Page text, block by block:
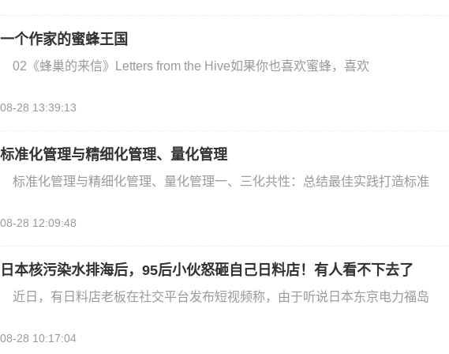
一个作家的蜜蜂王国
02《蜂巢的来信》Letters from the Hive如果你也喜欢蜜蜂，喜欢
08-28 13:39:13
标准化管理与精细化管理、量化管理
标准化管理与精细化管理、量化管理一、三化共性：总结最佳实践打造标准
08-28 12:09:48
日本核污染水排海后，95后小伙怒砸自己日料店！有人看不下去了
近日，有日料店老板在社交平台发布短视频称，由于听说日本东京电力福岛
08-28 10:17:04